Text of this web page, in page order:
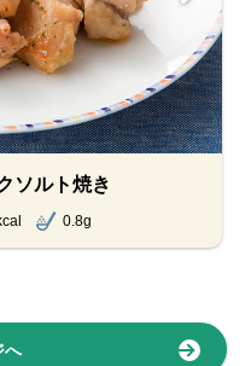
ソルト焼き
0.8g
へ